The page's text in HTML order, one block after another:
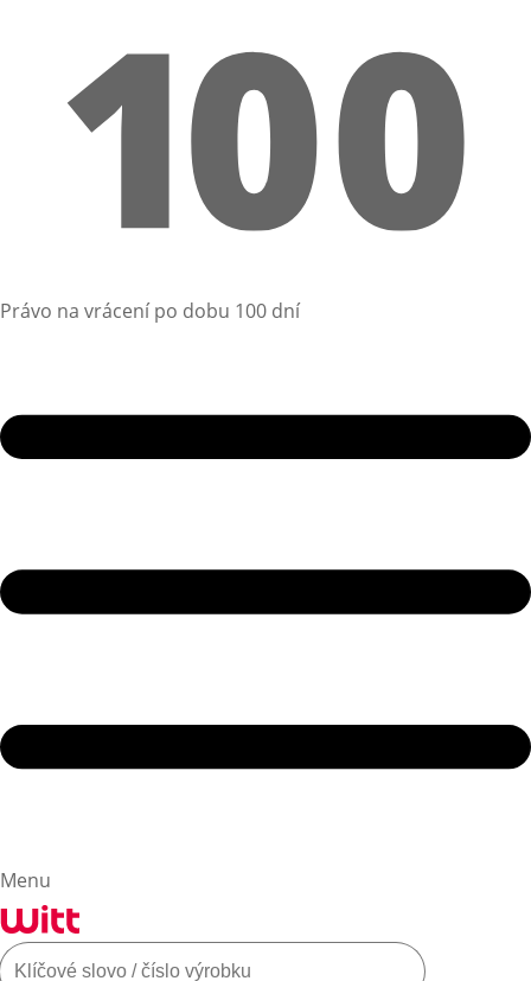
Právo na vrácení po dobu 100 dní
Menu